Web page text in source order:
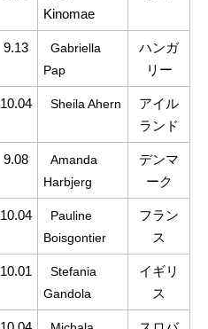
Kinomae
9.13
Gabriella
Pap
ハンガ
リー
10.04 Sheila Ahern
アイル
ランド
9.08
Amanda
Harbjerg
デンマ
ーク
10.04
Pauline
Boisgontier
フラン
ス
10.01
Stefania
Gandola
イギリ
ス